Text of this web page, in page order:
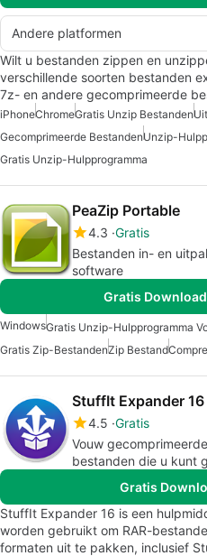
Andere platformen
Wilt u bestanden zippen en
verschillende soorten bestanden
7z- en andere gecomprimeerde
iPhoneChromeGratis Unzip Bestanden
Gecomprimeerde BestandenUnzip-
Gratis Unzip-Hulpprogramma
PeaZip Portable
4.3 Gratis
Bestanden in- en
software
Gratis
Windows
Gratis Zip-BestandenZip Bestand
StuffIt Expander 16
4.5 Gratis
Vouw
bestanden die u kunt
Gratis
StuffIt Expander 16 is een
worden gebruikt om RAR-
formaten uit te pakken, inclusief